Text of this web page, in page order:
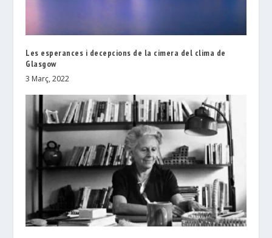
Les esperances i decepcions de la cimera del clima de
Glasgow
3 Març, 2022